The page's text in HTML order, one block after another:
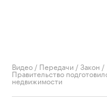
Видео / Передачи /Закон /
Правительство
недвижимости